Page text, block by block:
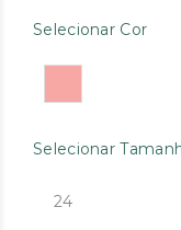
Selecionar Cor
Selecionar
24